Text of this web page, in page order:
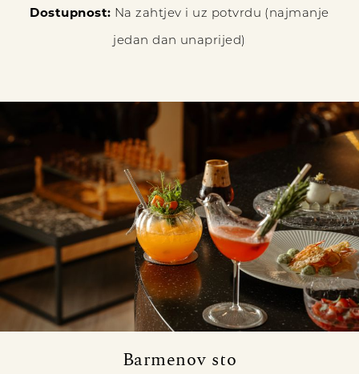
Dostupnost: Na zahtjev i uz potvrdu (najmanje
jedan dan unaprijed)
Barmenov sto